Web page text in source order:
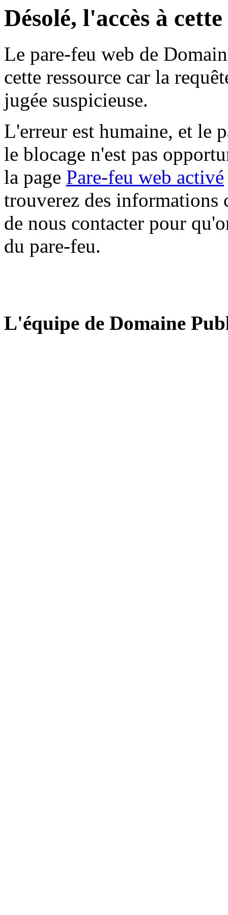
Désolé, l'accès à
Le pare-feu web de
cette ressource car la
jugée suspicieuse.
L'erreur est humaine, et le
le blocage n'est pas
la page Pare-feu web activé
trouverez des informations
de nous contacter pour
du pare-feu.
L'équipe de Domaine